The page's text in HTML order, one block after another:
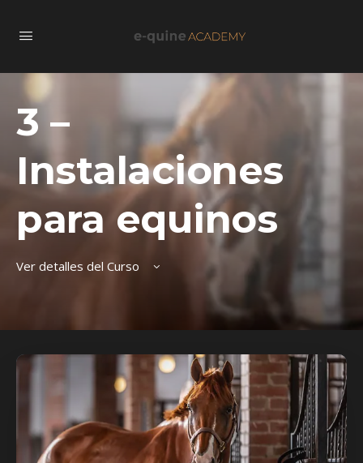
3 –
Instalaciones
para equinos
Ver detalles del Curso